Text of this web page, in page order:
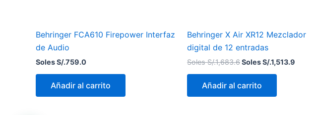
Behringer FCA610 Firepower Interfaz
de Audio
Soles S/.759.0
Añadir al carrito
Behringer X Air XR12 Mezclador
digital de 12 entradas
Soles S/.1,683.6Soles S/.1,513.9
Añadir al carrito